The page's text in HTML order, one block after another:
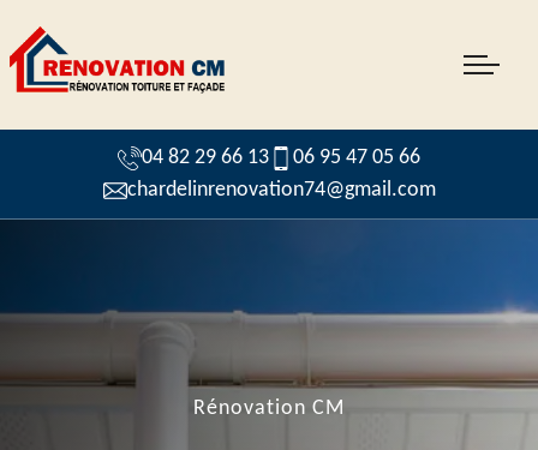
04 82 29 66 13
06 95 47 05 66
chardelinrenovation74@gmail.com
Rénovation CM